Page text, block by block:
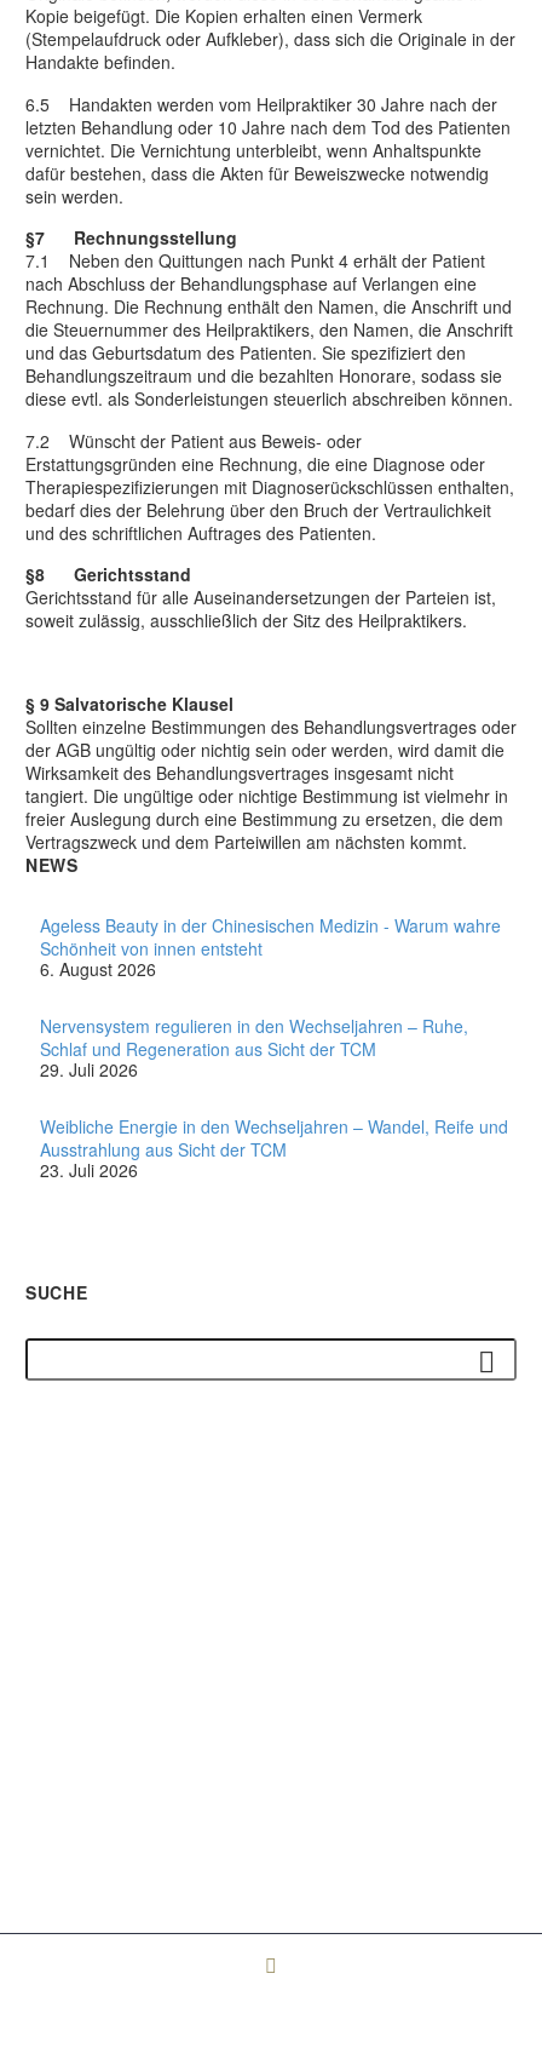
Kopie beigefügt. Die Kopien erhalten einen Vermerk
(Stempelaufdruck oder Aufkleber), dass sich die Originale in der
Handakte befinden.
6.5 Handakten werden vom Heilpraktiker 30 Jahre nach der
letzten Behandlung oder 10 Jahre nach dem Tod des Patienten
vernichtet. Die Vernichtung unterbleibt, wenn Anhaltspunkte
dafür bestehen, dass die Akten für Beweiszwecke notwendig
sein werden.
§7 Rechnungsstellung
7.1 Neben den Quittungen nach Punkt 4 erhält der Patient
nach Abschluss der Behandlungsphase auf Verlangen eine
Rechnung. Die Rechnung enthält den Namen, die Anschrift und
die Steuernummer des Heilpraktikers, den Namen, die Anschrift
und das Geburtsdatum des Patienten. Sie spezifiziert den
Behandlungszeitraum und die bezahlten Honorare, sodass sie
diese evtl. als Sonderleistungen steuerlich abschreiben können.
7.2 Wünscht der Patient aus Beweis- oder
Erstattungsgründen eine Rechnung, die eine Diagnose oder
Therapiespezifizierungen mit Diagnoserückschlüssen enthalten,
bedarf dies der Belehrung über den Bruch der Vertraulichkeit
und des schriftlichen Auftrages des Patienten.
§8 Gerichtsstand
Gerichtsstand für alle Auseinandersetzungen der Parteien ist,
soweit zulässig, ausschließlich der Sitz des Heilpraktikers.
§ 9 Salvatorische Klausel
Sollten einzelne Bestimmungen des Behandlungsvertrages oder
der AGB ungültig oder nichtig sein oder werden, wird damit die
Wirksamkeit des Behandlungsvertrages insgesamt nicht
tangiert. Die ungültige oder nichtige Bestimmung ist vielmehr in
freier Auslegung durch eine Bestimmung zu ersetzen, die dem
Vertragszweck und dem Parteiwillen am nächsten kommt.
NEWS
Ageless Beauty in der Chinesischen Medizin - Warum wahre
Schönheit von innen entsteht
6. August 2026
Nervensystem regulieren in den Wechseljahren – Ruhe,
Schlaf und Regeneration aus Sicht der TCM
29. Juli 2026
Weibliche Energie in den Wechseljahren – Wandel, Reife und
Ausstrahlung aus Sicht der TCM
23. Juli 2026
SUCHE